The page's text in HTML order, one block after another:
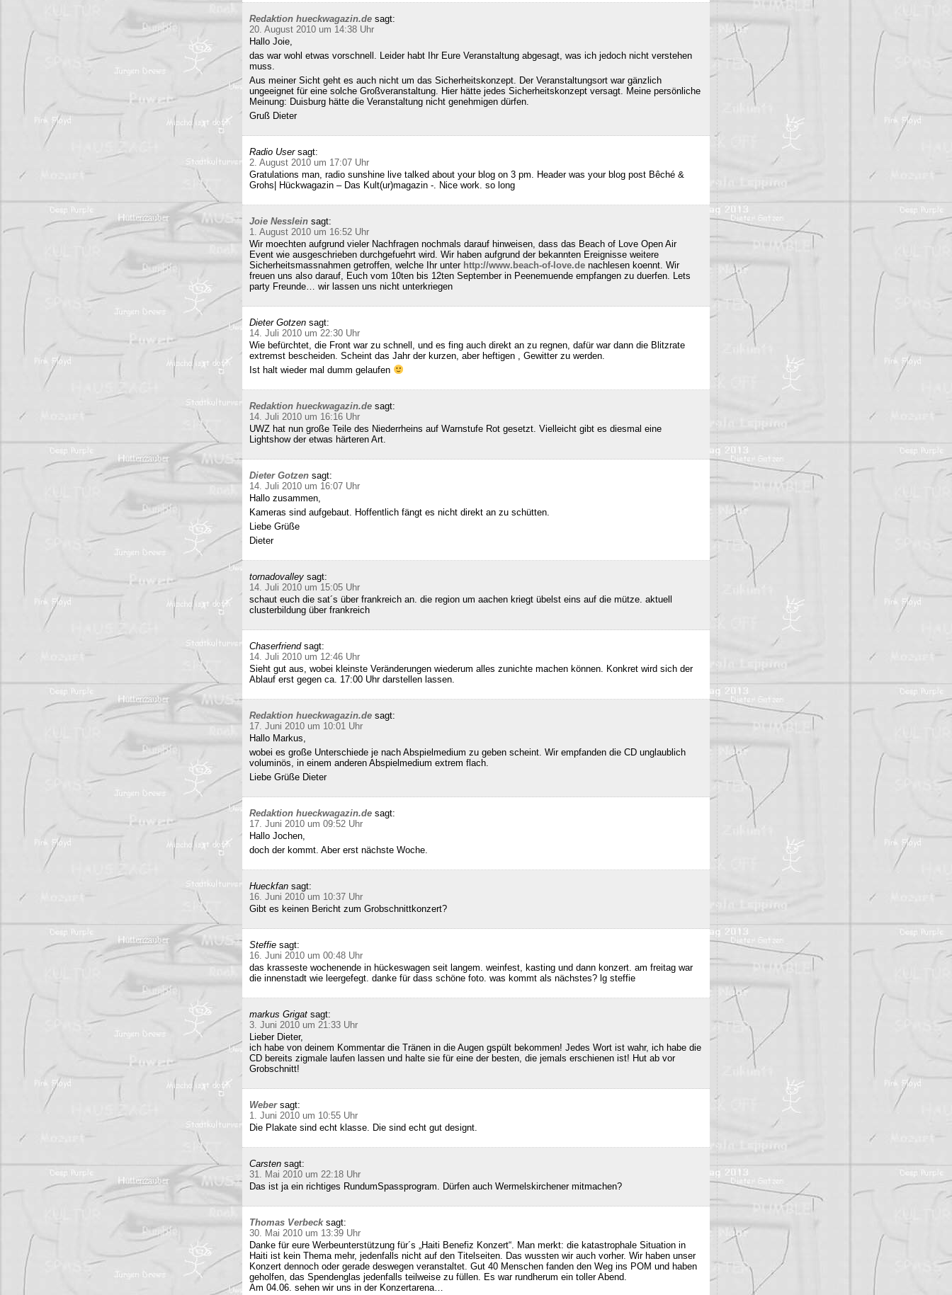
Redaktion hueckwagazin.de sagt:
20. August 2010 um 14:38 Uhr
Hallo Joie,
das war wohl etwas vorschnell. Leider habt Ihr Eure Veranstaltung abgesagt, was ich jedoch nicht verstehen
muss.
Aus meiner Sicht geht es auch nicht um das Sicherheitskonzept. Der Veranstaltungsort war gänzlich
ungeeignet für eine solche Großveranstaltung. Hier hätte jedes Sicherheitskonzept versagt. Meine persönliche
Meinung: Duisburg hätte die Veranstaltung nicht genehmigen dürfen.
Gruß Dieter
Radio User sagt:
2. August 2010 um 17:07 Uhr
Gratulations man, radio sunshine live talked about your blog on 3 pm. Header was your blog post Bêché &
Grohs| Hückwagazin – Das Kult(ur)magazin -. Nice work. so long
Joie Nesslein sagt:
1. August 2010 um 16:52 Uhr
Wir moechten aufgrund vieler Nachfragen nochmals darauf hinweisen, dass das Beach of Love Open Air
Event wie ausgeschrieben durchgefuehrt wird. Wir haben aufgrund der bekannten Ereignisse weitere
Sicherheitsmassnahmen getroffen, welche Ihr unter http://www.beach-of-love.de nachlesen koennt. Wir
freuen uns also darauf, Euch vom 10ten bis 12ten September in Peenemuende empfangen zu duerfen. Lets
party Freunde… wir lassen uns nicht unterkriegen
Dieter Gotzen sagt:
14. Juli 2010 um 22:30 Uhr
Wie befürchtet, die Front war zu schnell, und es fing auch direkt an zu regnen, dafür war dann die Blitzrate
extremst bescheiden. Scheint das Jahr der kurzen, aber heftigen , Gewitter zu werden.
Ist halt wieder mal dumm gelaufen
Redaktion hueckwagazin.de sagt:
14. Juli 2010 um 16:16 Uhr
UWZ hat nun große Teile des Niederrheins auf Warnstufe Rot gesetzt. Vielleicht gibt es diesmal eine
Lightshow der etwas härteren Art.
Dieter Gotzen sagt:
14. Juli 2010 um 16:07 Uhr
Hallo zusammen,
Kameras sind aufgebaut. Hoffentlich fängt es nicht direkt an zu schütten.
Liebe Grüße
Dieter
tornadovalley sagt:
14. Juli 2010 um 15:05 Uhr
schaut euch die sat´s über frankreich an. die region um aachen kriegt übelst eins auf die mütze. aktuell
clusterbildung über frankreich
Chaserfriend sagt:
14. Juli 2010 um 12:46 Uhr
Sieht gut aus, wobei kleinste Veränderungen wiederum alles zunichte machen können. Konkret wird sich der
Ablauf erst gegen ca. 17:00 Uhr darstellen lassen.
Redaktion hueckwagazin.de sagt:
17. Juni 2010 um 10:01 Uhr
Hallo Markus,
wobei es große Unterschiede je nach Abspielmedium zu geben scheint. Wir empfanden die CD unglaublich
voluminös, in einem anderen Abspielmedium extrem flach.
Liebe Grüße Dieter
Redaktion hueckwagazin.de sagt:
17. Juni 2010 um 09:52 Uhr
Hallo Jochen,
doch der kommt. Aber erst nächste Woche.
Hueckfan sagt:
16. Juni 2010 um 10:37 Uhr
Gibt es keinen Bericht zum Grobschnittkonzert?
Steffie sagt:
16. Juni 2010 um 00:48 Uhr
das krasseste wochenende in hückeswagen seit langem. weinfest, kasting und dann konzert. am freitag war
die innenstadt wie leergefegt. danke für dass schöne foto. was kommt als nächstes? lg steffie
markus Grigat sagt:
3. Juni 2010 um 21:33 Uhr
Lieber Dieter,
ich habe von deinem Kommentar die Tränen in die Augen gspült bekommen! Jedes Wort ist wahr, ich habe die
CD bereits zigmale laufen lassen und halte sie für eine der besten, die jemals erschienen ist! Hut ab vor
Grobschnitt!
Weber sagt:
1. Juni 2010 um 10:55 Uhr
Die Plakate sind echt klasse. Die sind echt gut designt.
Carsten sagt:
31. Mai 2010 um 22:18 Uhr
Das ist ja ein richtiges RundumSpassprogram. Dürfen auch Wermelskirchener mitmachen?
Thomas Verbeck sagt:
30. Mai 2010 um 13:39 Uhr
Danke für eure Werbeunterstützung für´s „Haiti Benefiz Konzert“. Man merkt: die katastrophale Situation in
Haiti ist kein Thema mehr, jedenfalls nicht auf den Titelseiten. Das wussten wir auch vorher. Wir haben unser
Konzert dennoch oder gerade deswegen veranstaltet. Gut 40 Menschen fanden den Weg ins POM und haben
geholfen, das Spendenglas jedenfalls teilweise zu füllen. Es war rundherum ein toller Abend.
Am 04.06. sehen wir uns in der Konzertarena…